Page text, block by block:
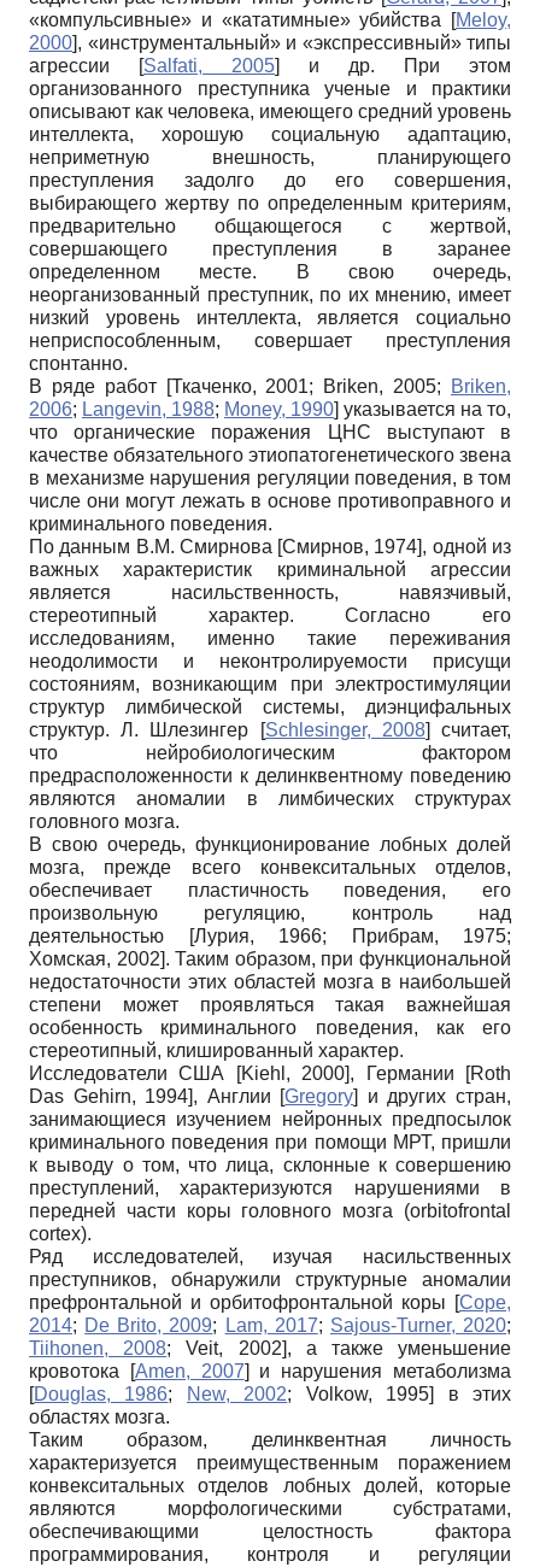
«компульсивные» и «кататимные» убийства
[Meloy,
2000], «инструментальный» и «экспрессивный» типы
агрессии
[Salfati, 2005]
и др. При этом
организованного преступника ученые и практики
описывают как человека, имеющего средний уровень
интеллекта, хорошую социальную адаптацию,
неприметную внешность, планирующего
преступления задолго до его совершения,
выбирающего жертву по определенным критериям,
предварительно общающегося с жертвой,
совершающего преступления в заранее
определенном месте. В свою очередь,
неорганизованный преступник, по их мнению, имеет
низкий уровень интеллекта, является социально
неприспособленным, совершает преступления
спонтанно.
В ряде работ [Ткаченко, 2001; Briken, 2005;
Briken,
2006; Langevin, 1988; Money, 1990] указывается на то,
что органические поражения ЦНС выступают в
качестве обязательного этиопатогенетического звена
в механизме нарушения регуляции поведения, в том
числе они могут лежать в основе противоправного и
криминального поведения.
По данным В.М. Смирнова [Смирнов, 1974], одной из
важных характеристик криминальной агрессии
является насильственность, навязчивый,
стереотипный характер. Согласно его
исследованиям, именно такие переживания
неодолимости и неконтролируемости присущи
состояниям, возникающим при электростимуляции
структур лимбической системы, диэнцифальных
структур. Л. Шлезингер
[Schlesinger, 2008]
считает,
что нейробиологическим фактором
предрасположенности к делинквентному поведению
являются аномалии в лимбических структурах
головного мозга.
В свою очередь, функционирование лобных долей
мозга, прежде всего конвекситальных отделов,
обеспечивает пластичность поведения, его
произвольную регуляцию, контроль над
деятельностью
[Лурия, 1966; Прибрам, 1975;
Хомская, 2002]. Таким образом, при функциональной
недостаточности этих областей мозга в наибольшей
степени может проявляться такая важнейшая
особенность криминального поведения, как его
стереотипный, клишированный характер.
Исследователи США
[Kiehl, 2000], Германии [Roth
Das Gehirn, 1994], Англии [Gregory]
и других стран,
занимающиеся изучением нейронных предпосылок
криминального поведения при помощи МРТ, пришли
к выводу о том, что лица, склонные к совершению
преступлений, характеризуются нарушениями в
передней части коры головного мозга (orbitofrontal
cortex).
Ряд исследователей, изучая насильственных
преступников, обнаружили структурные аномалии
префронтальной и орбитофронтальной коры [Cope,
2014; De Brito, 2009; Lam, 2017; Sajous-Turner, 2020;
Tiihonen, 2008;Veit, 2002], а также уменьшение
кровотока
[Amen, 2007] и нарушения метаболизма
[Douglas, 1986; New, 2002; Volkow, 1995]
в этих
областях мозга.
Таким образом, делинквентная личность
характеризуется преимущественным поражением
конвекситальных отделов лобных долей, которые
являются морфологическими субстратами,
обеспечивающими целостность фактора
программирования, контроля и регуляции